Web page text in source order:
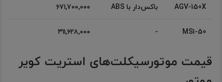
AGV-150X باکس‌دار با ABS
۶۷۱,۷۰۰,۰۰۰
MS1-50
- ۳۱۱,۶۲۸,۰۰۰
قیمت موتورسیکلت‌های استریت کویر